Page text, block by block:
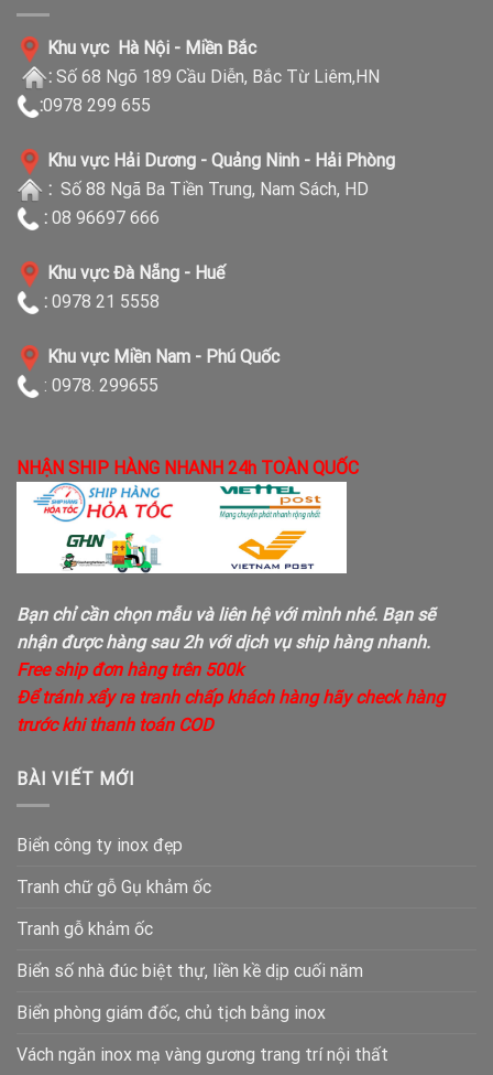
Khu vực Hà Nội - Miền Bắc
: Số 68 Ngõ 189 Cầu Diễn, Bắc Từ Liêm,HN
:0978 299 655
Khu vực Hải Dương - Quảng Ninh - Hải Phòng
: Số 88 Ngã Ba Tiền Trung, Nam Sách, HD
: 08 96697 666
Khu vực Đà Nẵng - Huế
: 0978 21 5558
Khu vực Miền Nam - Phú Quốc
: 0978. 299655
NHẬN SHIP HÀNG NHANH 24h TOÀN QUỐC
Bạn chỉ cần chọn mẫu và liên hệ với mình nhé. Bạn sẽ
nhận được hàng sau 2h với dịch vụ ship hàng nhanh.
Free ship đơn hàng trên 500k
Để tránh xẩy ra tranh chấp khách hàng hãy check hàng
trước khi thanh toán COD
BÀI VIẾT MỚI
Biển công ty inox đẹp
Tranh chữ gỗ Gụ khảm ốc
Tranh gỗ khảm ốc
Biển số nhà đúc biệt thự, liền kề dịp cuối năm
Biển phòng giám đốc, chủ tịch bằng inox
Vách ngăn inox mạ vàng gương trang trí nội thất